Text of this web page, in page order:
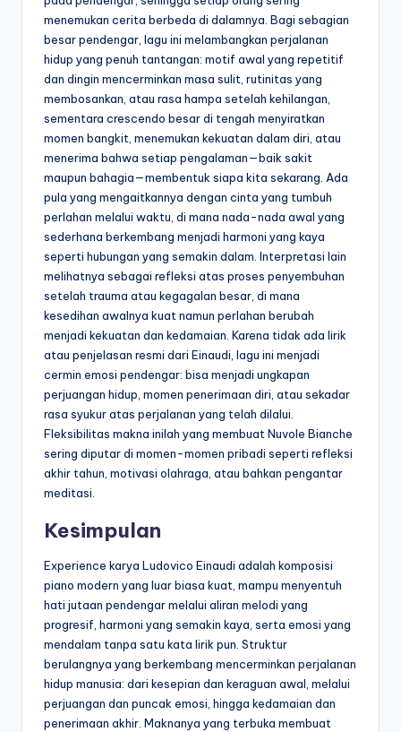
menemukan cerita berbeda di dalamnya. Bagi sebagian
besar pendengar, lagu ini melambangkan perjalanan
hidup yang penuh tantangan: motif awal yang repetitif
dan dingin mencerminkan masa sulit, rutinitas yang
membosankan, atau rasa hampa setelah kehilangan,
sementara crescendo besar di tengah menyiratkan
momen bangkit, menemukan kekuatan dalam diri, atau
menerima bahwa setiap pengalaman—baik sakit
maupun bahagia—membentuk siapa kita sekarang. Ada
pula yang mengaitkannya dengan cinta yang tumbuh
perlahan melalui waktu, di mana nada-nada awal yang
sederhana berkembang menjadi harmoni yang kaya
seperti hubungan yang semakin dalam. Interpretasi lain
melihatnya sebagai refleksi atas proses penyembuhan
setelah trauma atau kegagalan besar, di mana
kesedihan awalnya kuat namun perlahan berubah
menjadi kekuatan dan kedamaian. Karena tidak ada lirik
atau penjelasan resmi dari Einaudi, lagu ini menjadi
cermin emosi pendengar: bisa menjadi ungkapan
perjuangan hidup, momen penerimaan diri, atau sekadar
rasa syukur atas perjalanan yang telah dilalui.
Fleksibilitas makna inilah yang membuat Nuvole Bianche
sering diputar di momen-momen pribadi seperti refleksi
akhir tahun, motivasi olahraga, atau bahkan pengantar
meditasi.
Kesimpulan
Experience karya Ludovico Einaudi adalah komposisi
piano modern yang luar biasa kuat, mampu menyentuh
hati jutaan pendengar melalui aliran melodi yang
progresif, harmoni yang semakin kaya, serta emosi yang
mendalam tanpa satu kata lirik pun. Struktur
berulangnya yang berkembang mencerminkan perjalanan
hidup manusia: dari kesepian dan keraguan awal, melalui
perjuangan dan puncak emosi, hingga kedamaian dan
penerimaan akhir. Maknanya yang terbuka membuat